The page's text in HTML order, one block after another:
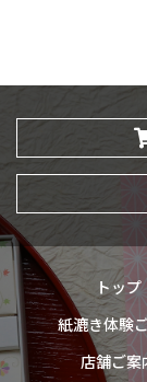
トップ
紙漉き体験
店舗ご案